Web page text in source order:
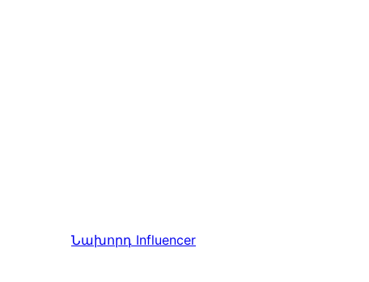
Նախորդ Influencer